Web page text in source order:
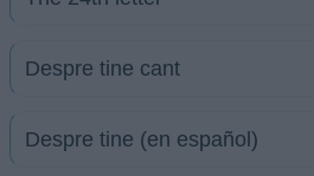
Despre tine cant
Despre tine (en español)